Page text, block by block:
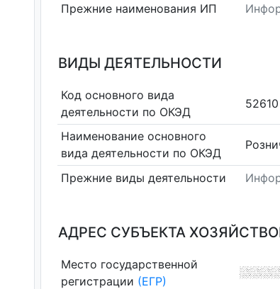
Прежние наименования ИП
ВИДЫ ДЕЯТЕЛЬНОСТИ
Код основного вида
деятельности по ОКЭД
52610
Наименование основного
вида деятельности по ОКЭД
Прежние виды деятельности
АДРЕС СУБЪЕКТА
Место государственной
регистрации (ЕГР)